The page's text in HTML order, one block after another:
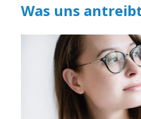
Was uns